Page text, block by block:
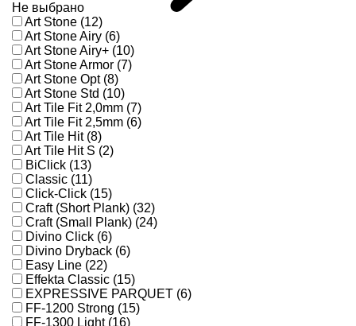
Не выбрано
Art Stone (12)
Art Stone Airy (6)
Art Stone Airy+ (10)
Art Stone Armor (7)
Art Stone Opt (8)
Art Stone Std (10)
Art Tile Fit 2,0mm (7)
Art Tile Fit 2,5mm (6)
Art Tile Hit (8)
Art Tile Hit S (2)
BiClick (13)
Classic (11)
Click-Click (15)
Craft (Short Plank) (32)
Craft (Small Plank) (24)
Divino Click (6)
Divino Dryback (6)
Easy Line (22)
Effekta Classic (15)
EXPRESSIVE PARQUET (6)
FF-1200 Strong (15)
FF-1300 Light (16)